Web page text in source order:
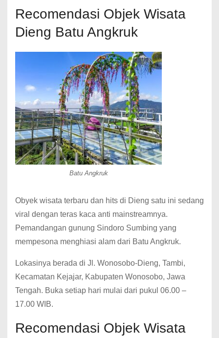
Recomendasi Objek Wisata
Dieng Batu Angkruk
Batu Angkruk
Obyek wisata terbaru dan hits di Dieng satu ini sedang
viral dengan teras kaca anti mainstreamnya.
Pemandangan gunung Sindoro Sumbing yang
mempesona menghiasi alam dari Batu Angkruk.
Lokasinya berada di Jl. Wonosobo-Dieng, Tambi,
Kecamatan Kejajar, Kabupaten Wonosobo, Jawa
Tengah. Buka setiap hari mulai dari pukul 06.00 –
17.00 WIB.
Recomendasi Objek Wisata